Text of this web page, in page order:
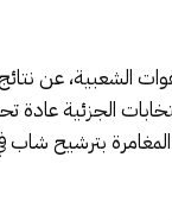
الشعبية، عن
الجزئية
“المغامرة